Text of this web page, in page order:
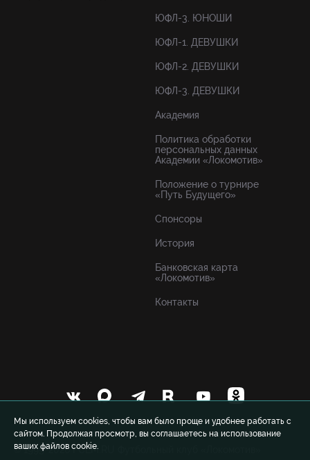
Мы используем cookies, чтобы вам было проще и удобнее работать с
сайтом. Продолжая просмотр, вы соглашаетесь на использование
ваших файлов cookie.
ЮФЛ-3. ЮНОШИ
ЮФЛ-1. ДЕВУШКИ
ЮФЛ-2. ДЕВУШКИ
ЮФЛ-3. ДЕВУШКИ
Академия
Политика обработки
персональных данных
Академии «Локомотив»
Положение о турнире
«Путь Будущего»
Спонсоры
История
Банковская карта
«Локомотив»
Контакты
© 1999-2026 FCLM.RU Футбольный клуб «Локомотив»